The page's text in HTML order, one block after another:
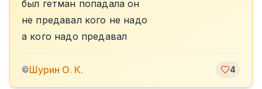
был гетман попадала он
не предавал кого не надо
а кого надо предавал
©Шурин О. К. 4